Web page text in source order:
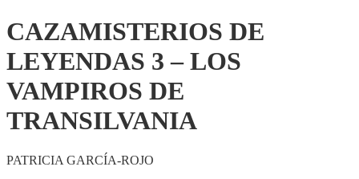
TRANSILVANIA
CAZAMISTERIOS DE
LEYENDAS 3 – LOS
VAMPIROS DE
TRANSILVANIA
PATRICIA GARCÍA-ROJO